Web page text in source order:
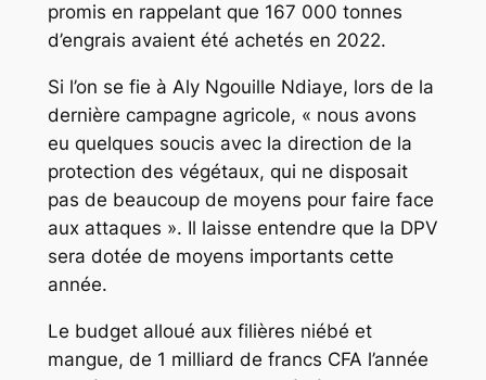
promis en rappelant que 167 000 tonnes
d’engrais avaient été achetés en 2022.
Si l’on se fie à Aly Ngouille Ndiaye, lors de la
dernière campagne agricole, « nous avons
eu quelques soucis avec la direction de la
protection des végétaux, qui ne disposait
pas de beaucoup de moyens pour faire face
aux attaques ». Il laisse entendre que la DPV
sera dotée de moyens importants cette
année.
Le budget alloué aux filières niébé et
mangue, de 1 milliard de francs CFA l’année